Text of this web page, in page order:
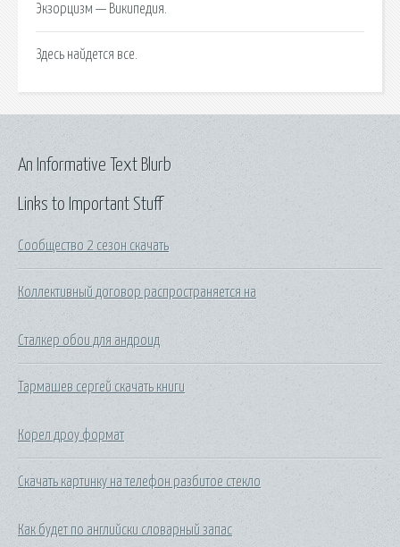
Экзорцизм — Википедия.
Здесь найдется все.
Links to Important Stuff
Сообщество 2 сезон скачать
Коллективный договор распространяется на
Сталкер обои для андроид
Тармашев сергей скачать книги
Корел дроу формат
Скачать картинку на телефон разбитое стекло
Как будет по английски словарный запас
An Informative Text Blurb